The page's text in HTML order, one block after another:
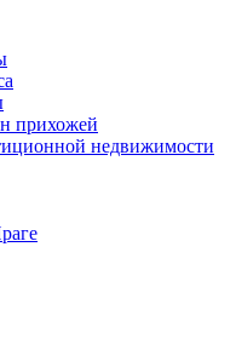
прихожей
недвижимости